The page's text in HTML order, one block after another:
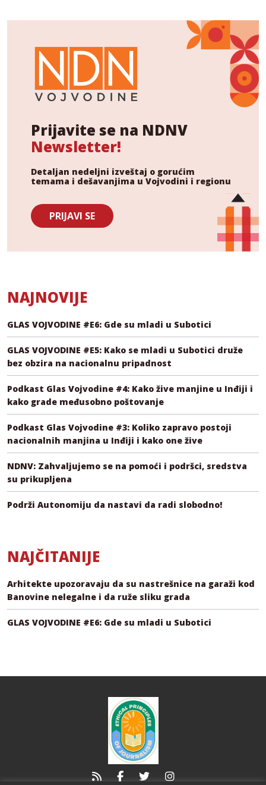
Prijavite se na NDNV
Newsletter!
Detaljan nedeljni izveštaj o gorućim
temama i dešavanjima u Vojvodini i regionu
PRIJAVI SE
NAJNOVIJE
GLAS VOJVODINE #E6: Gde su mladi u Subotici
GLAS VOJVODINE #E5: Kako se mladi u Subotici druže
bez obzira na nacionalnu pripadnost
Podkast Glas Vojvodine #4: Kako žive manjine u Inđiji i
kako grade međusobno poštovanje
Podkast Glas Vojvodine #3: Koliko zapravo postoji
nacionalnih manjina u Inđiji i kako one žive
NDNV: Zahvaljujemo se na pomoći i podršci, sredstva
su prikupljena
Podrži Autonomiju da nastavi da radi slobodno!
NAJČITANIJE
Arhitekte upozoravaju da su nastrešnice na garaži kod
Banovine nelegalne i da ruže sliku grada
GLAS VOJVODINE #E6: Gde su mladi u Subotici